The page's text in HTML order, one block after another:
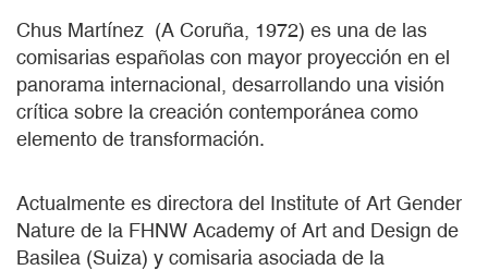
Chus Martínez (A Coruña, 1972) es una de las
comisarias españolas con mayor proyección en el
panorama internacional, desarrollando una visión
crítica sobre la creación contemporánea como
elemento de transformación.
Actualmente es directora del Institute of Art Gender
Nature de la FHNW Academy of Art and Design de
Basilea (Suiza) y comisaria asociada de la